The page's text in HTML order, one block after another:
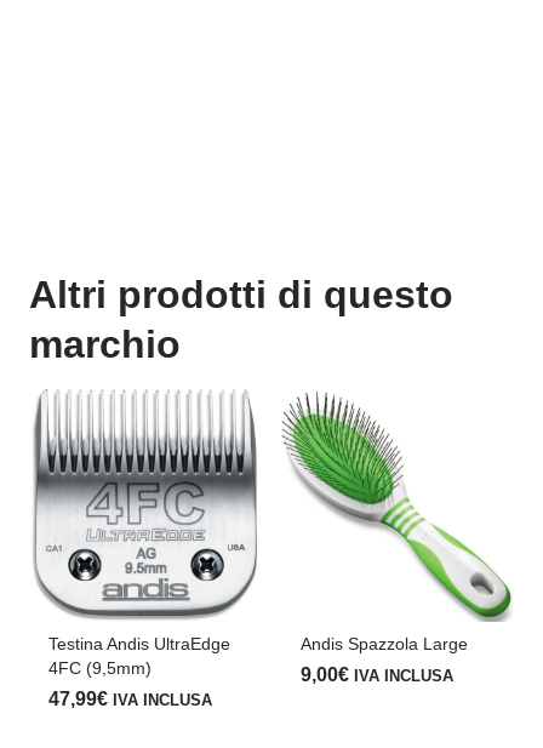
Altri prodotti di questo
marchio
Testina Andis UltraEdge
4FC (9,5mm)
47,99€ IVA INCLUSA
Andis Spazzola Large
9,00€ IVA INCLUSA